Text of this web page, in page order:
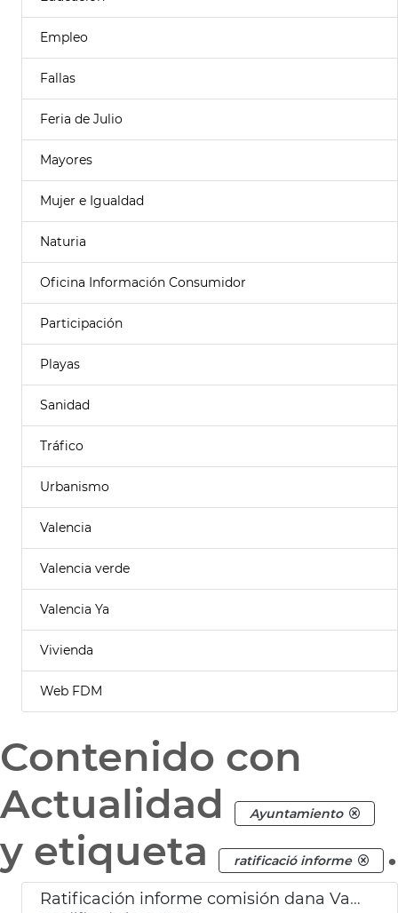
Empleo
Fallas
Feria de Julio
Mayores
Mujer e Igualdad
Naturia
Oficina Información Consumidor
Participación
Playas
Sanidad
Tráfico
Urbanismo
Valencia
Valencia verde
Valencia Ya
Vivienda
Web FDM
Contenido con
Actualidad
Ayuntamiento
y etiqueta ratificació informe .
Ratificación informe comisión dana València